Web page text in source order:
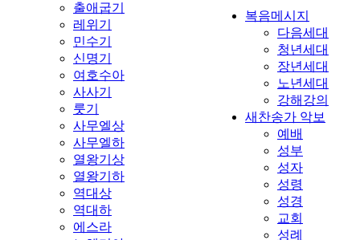
출애굽기
레위기
민수기
신명기
여호수아
사사기
룻기
사무엘상
사무엘하
열왕기상
열왕기하
역대상
역대하
에스라
복음메시지
다음세대
청년세대
장년세대
노년세대
강해강의
새찬송가 악보
예배
성부
성자
성령
성경
교회
성례